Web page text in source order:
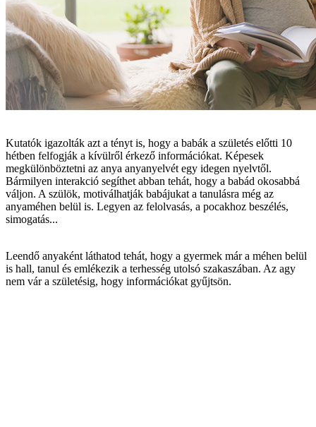
Kutatók igazolták azt a tényt is, hogy a babák a születés előtti 10
hétben felfogják a kívülről érkező információkat. Képesek
megkülönböztetni az anya anyanyelvét egy idegen nyelvtől.
Bármilyen interakció segíthet abban tehát, hogy a babád okosabbá
váljon. A szülök, motiválhatják babájukat a tanulásra még az
anyaméhen belül is. Legyen az felolvasás, a pocakhoz beszélés,
simogatás...
Leendő anyaként láthatod tehát, hogy a gyermek már a méhen belül
is hall, tanul és emlékezik a terhesség utolsó szakaszában. Az agy
nem vár a születésig, hogy információkat gyűjtsön.